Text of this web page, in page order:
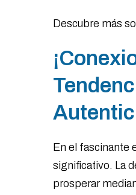
Descubre más
En el fascinante
significativo. La
prosperar